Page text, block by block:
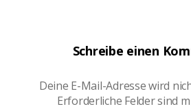
Schreibe einen
Deine E-Mail-Adresse wird
Erforderliche Felder sind